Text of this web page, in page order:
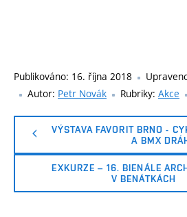
Publikováno: 16. října 2018
Autor: Petr Novák Rubriky: Akce
VÝSTAVA FAVORIT BRNO -
A BMX
EXKURZE – 16. BIENÁLE
V BENÁTKÁCH